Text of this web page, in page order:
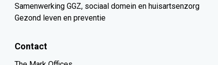
Samenwerking GGZ, sociaal domein en huisartsenzorg
Gezond leven en preventie
Contact